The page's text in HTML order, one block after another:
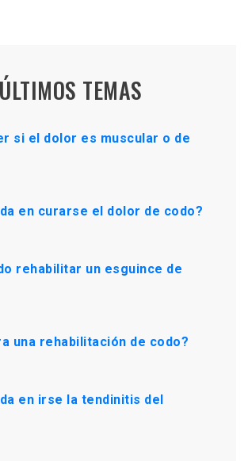
ÚLTIMOS TEMAS
si el dolor es muscular o de
en curarse el dolor de codo?
rehabilitar un esguince de
una rehabilitación de codo?
en irse la tendinitis del